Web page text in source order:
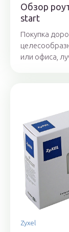
Обзор
start
Покупка
или офиса,
Zyxel